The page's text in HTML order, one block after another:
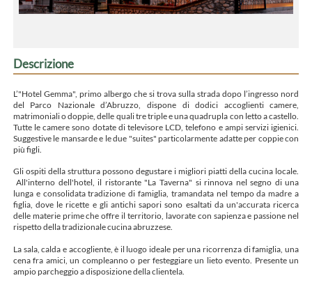
Descrizione
L’"Hotel Gemma", primo albergo che si trova sulla strada dopo l’ingresso nord
del Parco Nazionale d’Abruzzo, dispone di dodici accoglienti camere,
matrimoniali o doppie, delle quali tre triple e una quadrupla con letto a castello.
Tutte le camere sono dotate di televisore LCD, telefono e ampi servizi igienici.
Suggestive le mansarde e le due "suites" particolarmente adatte per coppie con
più figli.
Gli ospiti della struttura possono degustare i migliori piatti della cucina locale.
All'interno dell'hotel, il ristorante "La Taverna" si rinnova nel segno di una
lunga e consolidata tradizione di famiglia, tramandata nel tempo da madre a
figlia, dove le ricette e gli antichi sapori sono esaltati da un'accurata ricerca
delle materie prime che offre il territorio, lavorate con sapienza e passione nel
rispetto della tradizionale cucina abruzzese.
La sala, calda e accogliente, è il luogo ideale per una ricorrenza di famiglia, una
cena fra amici, un compleanno o per festeggiare un lieto evento. Presente un
ampio parcheggio a disposizione della clientela.